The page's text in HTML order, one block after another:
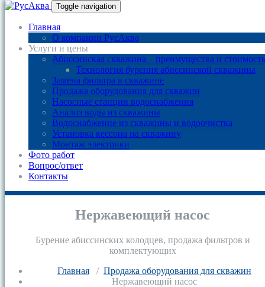
Toggle navigation
Главная
О компании РусАква
Услуги и цены
Абиссинская скважина – преимущества и стоимость
Технология бурения абиссинской скважины
Замена фильтра в скважине
Продажа оборудования для скважин
Насосные станции водоснабжения
Анализ воды из скважины
Водоснабжение из скважины и водоочистка
Установка кессона на скважину
Монтаж электрики
Фото работ
Вопрос/ответ
Контакты
Нержавеющий насос
Бурение абиссинских колодцев, продажа фильтров и
комплектующих
Главная / Продажа оборудования для скважин
Нержавеющий насос